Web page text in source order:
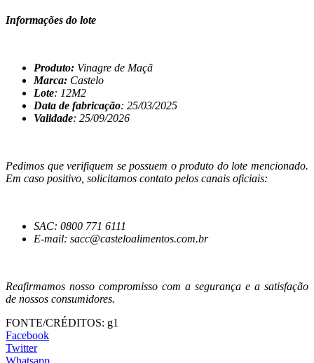
Informações do lote
Produto: Vinagre de Maçã
Marca: Castelo
Lote: 12M2
Data de fabricação: 25/03/2025
Validade: 25/09/2026
Pedimos que verifiquem se possuem o produto do lote mencionado.
Em caso positivo, solicitamos contato pelos canais oficiais:
SAC: 0800 771 6111
E-mail: sacc@casteloalimentos.com.br
Reafirmamos nosso compromisso com a segurança e a satisfação
de nossos consumidores.
FONTE/CRÉDITOS: g1
Facebook
Twitter